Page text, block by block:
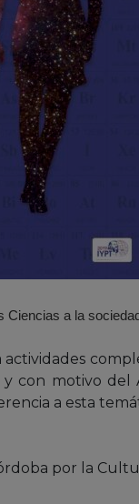
a la
y con motivo
a esta
por la